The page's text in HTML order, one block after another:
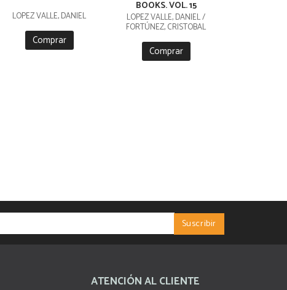
LÓPEZ VALLE, DANIEL
Comprar
BOOKS. VOL. 15
LÓPEZ VALLE, DANIEL /
FORTÚNEZ, CRISTOBAL
Comprar
ATENCIÓN AL CLIENTE